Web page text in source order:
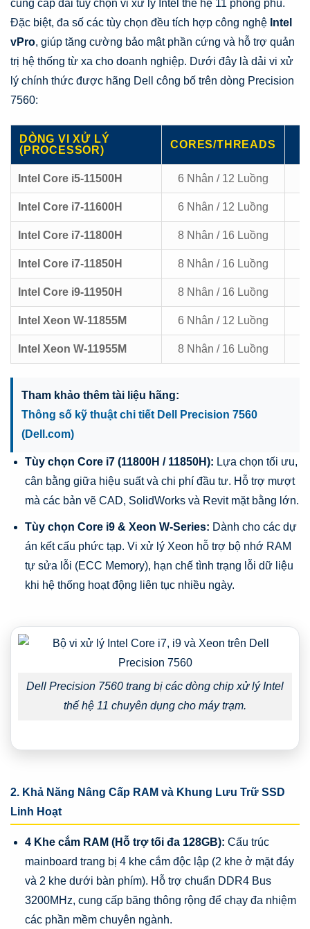
cung cấp dải tùy chọn vi xử lý Intel thế hệ 11 phong phú.
Đặc biệt, đa số các tùy chọn đều tích hợp công nghệ Intel
vPro, giúp tăng cường bảo mật phần cứng và hỗ trợ quản
trị hệ thống từ xa cho doanh nghiệp. Dưới đây là dải vi xử
lý chính thức được hãng Dell công bố trên dòng Precision
7560:
DÒNG VI XỬ LÝ
(PROCESSOR)
CORES/THREADS
Intel Core i5-11500H 6 Nhân / 12 Luồng
Intel Core i7-11600H 6 Nhân / 12 Luồng
Intel Core i7-11800H 8 Nhân / 16 Luồng
Intel Core i7-11850H 8 Nhân / 16 Luồng
Intel Core i9-11950H 8 Nhân / 16 Luồng
Intel Xeon W-11855M 6 Nhân / 12 Luồng
Intel Xeon W-11955M 8 Nhân / 16 Luồng
Tham khảo thêm tài liệu hãng:
Thông số kỹ thuật chi tiết Dell Precision 7560
(Dell.com)
Tùy chọn Core i7 (11800H / 11850H): Lựa chọn tối ưu,
cân bằng giữa hiệu suất và chi phí đầu tư. Hỗ trợ mượt
mà các bản vẽ CAD, SolidWorks và Revit mặt bằng lớn.
Tùy chọn Core i9 & Xeon W-Series: Dành cho các dự
án kết cấu phức tạp. Vi xử lý Xeon hỗ trợ bộ nhớ RAM
tự sửa lỗi (ECC Memory), hạn chế tình trạng lỗi dữ liệu
khi hệ thống hoạt động liên tục nhiều ngày.
Dell Precision 7560 trang bị các dòng chip xử lý Intel
thế hệ 11 chuyên dụng cho máy trạm.
2. Khả Năng Nâng Cấp RAM và Khung Lưu Trữ SSD
Linh Hoạt
4 Khe cắm RAM (Hỗ trợ tối đa 128GB): Cấu trúc
mainboard trang bị 4 khe cắm độc lập (2 khe ở mặt đáy
và 2 khe dưới bàn phím). Hỗ trợ chuẩn DDR4 Bus
3200MHz, cung cấp băng thông rộng để chạy đa nhiệm
các phần mềm chuyên ngành.